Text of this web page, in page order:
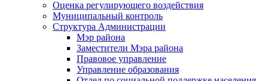
Оценка регулирующего воздействия
Муниципальный контроль
Структура Администрации
Мэр района
Заместители Мэра района
Правовое управление
Управление образования